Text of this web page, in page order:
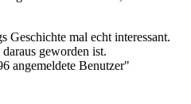
mal echt interessant.
geworden ist.
angemeldete Benutzer"